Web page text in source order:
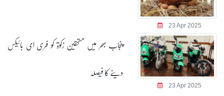
23 Apr 2025
23 Apr 2025
پنجاب بھر میں مستحقین زکوٰۃ کو فری ای بائیکس
دینے کا فیصلہ